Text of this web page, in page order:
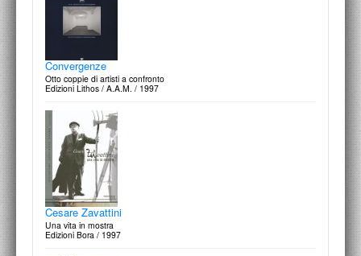
Convergenze
Otto coppie di artisti a confronto
Edizioni Lithos / A.A.M. / 1997
Cesare Zavattini
Una vita in mostra
Edizioni Bora / 1997